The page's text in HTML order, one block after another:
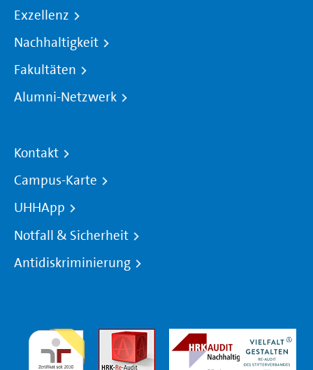
Exzellenz
Nachhaltigkeit
Fakultäten
Alumni-Netzwerk
Kontakt
Campus-Karte
UHHApp
Notfall & Sicherheit
Antidiskriminierung